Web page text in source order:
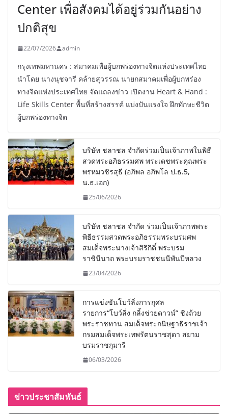
Center เพื่อสังคมได้อยู่ร่วมกันอย่าง
ปกติสุข
22/07/2026 admin
กรุงเทพมหานคร : สมาคมเพื่อผู้บกพร่องทางจิตแห่งประเทศไทย
นำโดย นางนุชจารี คล้ายสุวรรณ นายกสมาคมเพื่อผู้บกพร่อง
ทางจิตแห่งประเทศไทย จัดแถลงข่าว เปิดงาน Heart & Hand :
Life Skills Center พื้นที่สร้างสรรค์ แบ่งปันแรงใจ ฝึกทักษะชีวิต
ผู้บกพร่องทางจิต
บริษัท ชลาชล จำกัดร่วมเป็นเจ้าภาพในพิธี
สวดพระอภิธรรมศพ พระเดชพระคุณพระ
พรหมวชิรสุธี (อภิพล อภิพโล ป.ธ.5,
น.ธ.เอก)
25/06/2026
บริษัท ชลาชล จำกัด ร่วมเป็นเจ้าภาพพระ
พิธีธรรมสวดพระอภิธรรมพระบรมศพ
สมเด็จพระนางเจ้าสิริกิติ์ พระบรม
ราชินีนาถ พระบรมราชชนนีพันปีหลวง
23/04/2026
การแข่งขันโบว์ลิ่งการกุศล
รายการ“โบว์ลิ่ง กลิ้งช่วยดาวน์” ชิงถ้วย
พระราชทาน สมเด็จพระกนิษฐาธิราชเจ้า
กรมสมเด็จพระเทพรัตนราชสุดา สยาม
บรมราชกุมารี
06/03/2026
ข่าวประชาสัมพันธ์